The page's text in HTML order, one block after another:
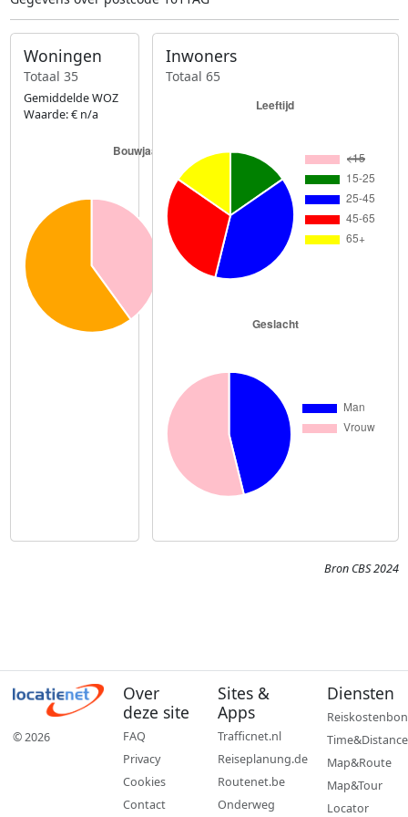
Woningen
Totaal 35
Gemiddelde WOZ
Waarde: € n/a
Inwoners
Totaal 65
Bron CBS 2024
© 2026
Over
deze site
FAQ
Privacy
Cookies
Contact
Sites &
Apps
Trafficnet.nl
Reiseplanung.de
Routenet.be
Onderweg
Diensten
Reiskostenbon
Time&Distance
Map&Route
Map&Tour
Locator